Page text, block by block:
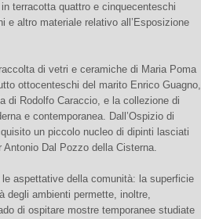
terracotta quattro e cinquecenteschi
e altro materiale relativo all’Esposizione
di vetri e ceramiche di Maria Poma
ottocenteschi del marito Enrico Guagno,
di Rodolfo Caraccio, e la collezione di
e contemporanea. Dall’Ospizio di
un piccolo nucleo di dipinti lasciati
Dal Pozzo della Cisterna.
le aspettative della comunità: la superficie
degli ambienti permette, inoltre,
di ospitare mostre temporanee studiate